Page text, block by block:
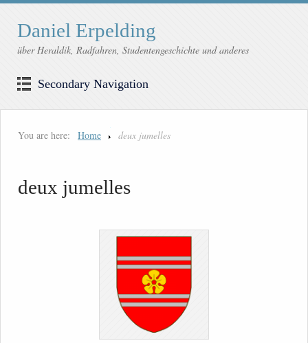
Daniel Erpelding
über Heraldik, Radfahren, Studentengeschichte und anderes
Secondary Navigation
You are here: Home deux jumelles
deux jumelles